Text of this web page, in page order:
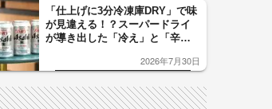
「仕上げに3分冷凍庫DRY」で味
が見違える！？スーパードライ
が導き出した「冷え」と「辛
した「辛口カーブ」が飲み頃の
2026年7月30日